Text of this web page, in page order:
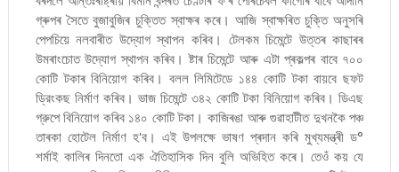
গ্ৰুপৰ সৈতে বুজাবুজিৰ চুক্তিত স্বাক্ষৰ কৰে। আজি স্বাক্ষৰিত চুক্তি অনুসৰি
পেপচিয়ে নলবাৰীত উদ্যোগ স্থাপন কৰিব। টেলকম চিমেন্টে উত্তৰ কাছাৰৰ
উমৰাংচোত উদ্যোগ স্থাপন কৰিব। ষ্টাৰ চিমেন্টে আৰু এটা প্ৰকল্পৰ বাবে ৭০০
কোটি টকাৰ বিনিয়োগ কৰিব। বলল লিমিটেডে ১৪৪ কোটি টকা বায়বে ছফট
ড্রিংকছ নির্মাণ কৰিব। ভাজ চিমেন্টে ৩৪২ কোটি টকা বিনিয়োগ কৰিব। ডিএছ
গ্রুপে বিনিয়োগ কৰিব ১৪০ কোটি টকা। কাজিৰঙা আৰু গুৱাহাটীত দুখনকৈ পঞ্চ
তাৰকা হোটেল নির্মাণ হ'ব। এই উপলক্ষে ভাষণ প্ৰদান কৰি মুখ্যমন্ত্ৰী ড°
শৰ্মাই কালিৰ দিনতো এক ঐতিহাসিক দিন বুলি অভিহিত কৰে। তেওঁ কয় যে